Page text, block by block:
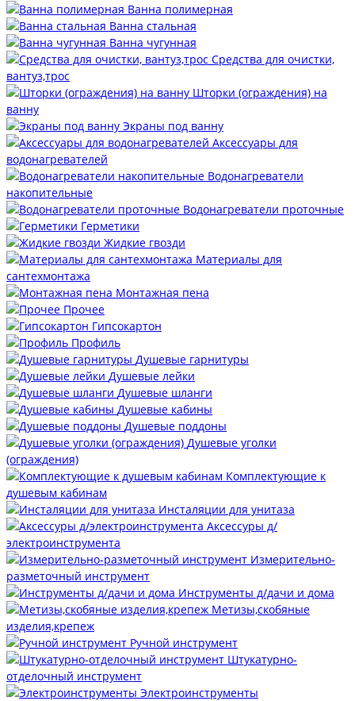
Ванна полимерная
Ванна стальная
Ванна чугунная
Средства для очистки,
вантуз,трос
Шторки (ограждения) на
ванну
Экраны под ванну
Аксессуары для
водонагревателей
Водонагреватели
накопительные
Водонагреватели проточные
Герметики
Жидкие гвозди
Материалы для
сантехмонтажа
Монтажная пена
Прочее
Гипсокартон
Профиль
Душевые гарнитуры
Душевые лейки
Душевые шланги
Душевые кабины
Душевые поддоны
Душевые уголки
(ограждения)
Комплектующие к
душевым кабинам
Инсталяции для унитаза
Аксессуры д/
электроинструмента
Измерительно-
разметочный инструмент
Инструменты д/дачи и дома
Метизы,скобяные
изделия,крепеж
Ручной инструмент
Штукатурно-
отделочный инструмент
Электроинструменты